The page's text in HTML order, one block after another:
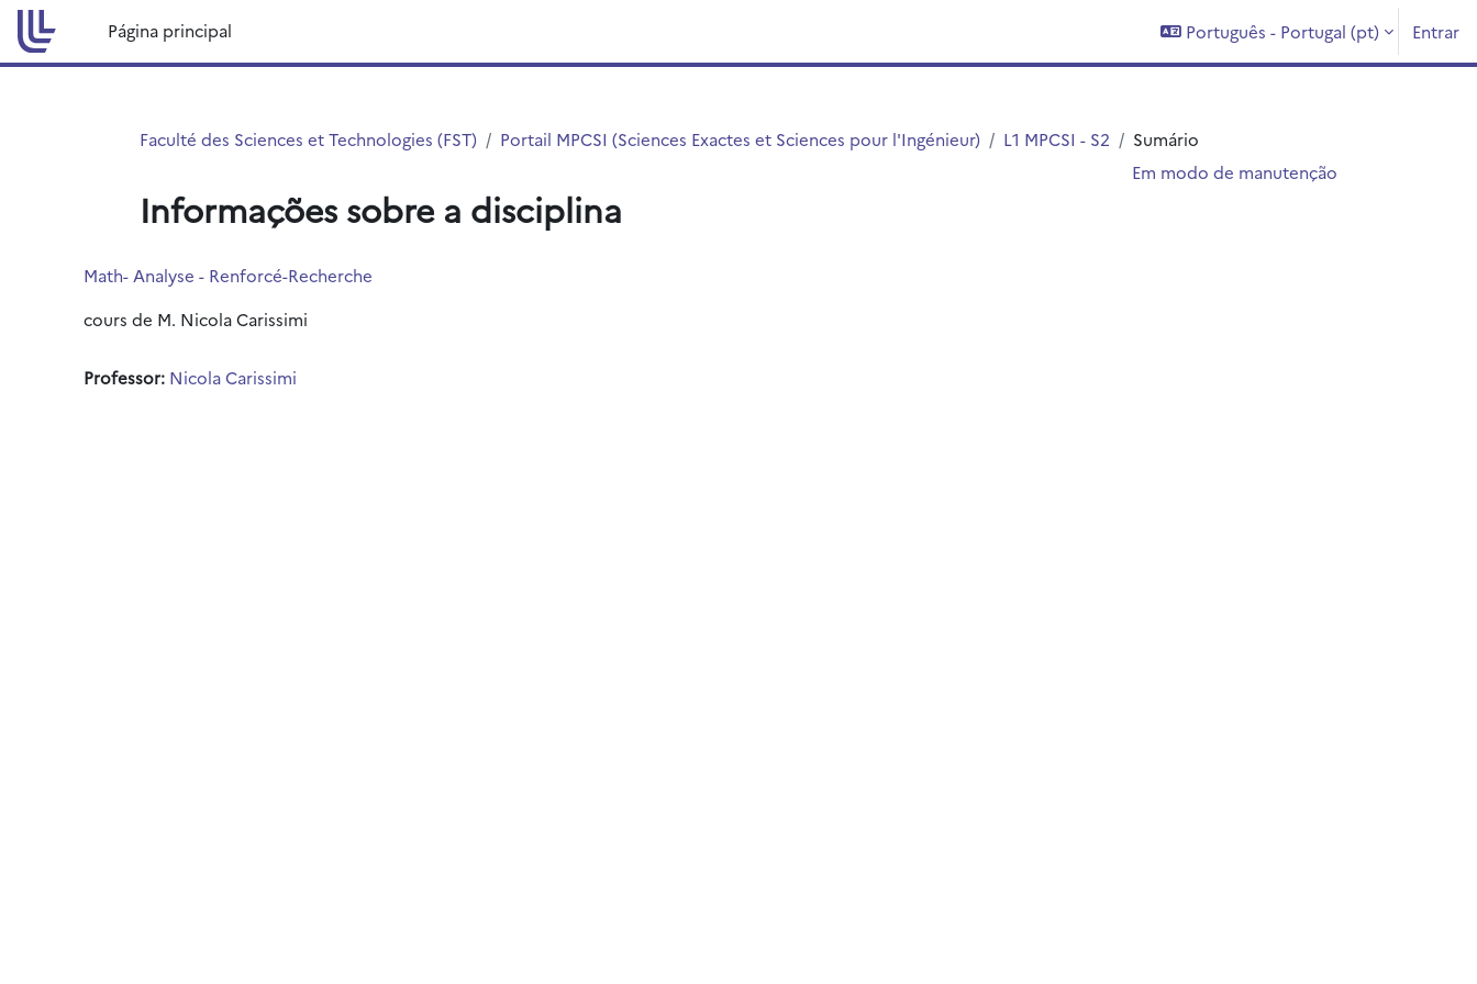
Ir para o conteúdo principal
Página principal
Português - Portugal ‎(pt)‎ Entrar
Faculté des Sciences et Technologies (FST) Portail MPCSI (Sciences Exactes et Sciences pour l'Ingénieur) L1 MPCSI - S2
Sumário
Em modo de manutenção
Informações sobre a disciplina
Math- Analyse - Renforcé-Recherche
cours de M. Nicola Carissimi
Professor: Nicola Carissimi